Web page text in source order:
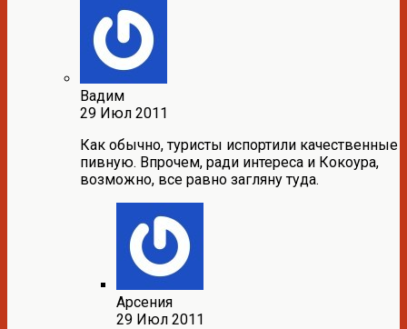
Вадим
29 Июл 2011
Как обычно, туристы испортили качественные
пивную. Впрочем, ради интереса и Кокоура,
возможно, все равно загляну туда.
Арсения
29 Июл 2011